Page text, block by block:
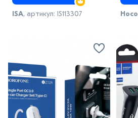
ISA, артикул: IS113307 Hoco